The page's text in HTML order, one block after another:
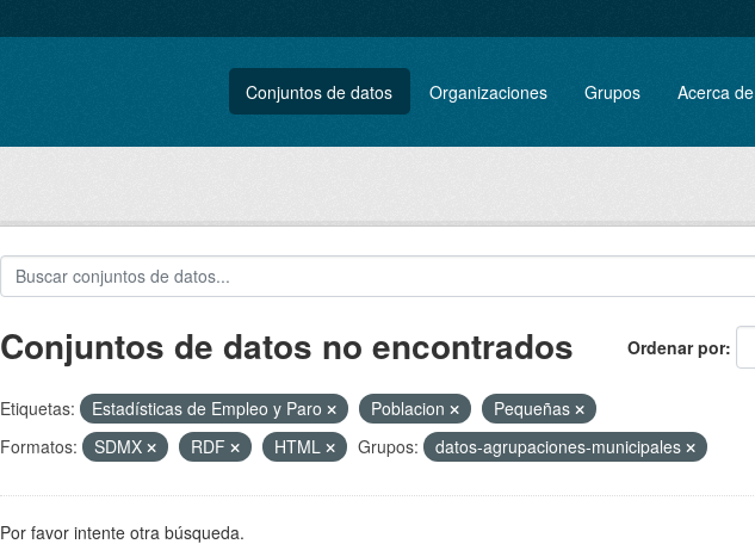
Conjuntos de datos Organizaciones Grupos Acerca de
Ordenar por
Conjuntos de datos no encontrados
Etiquetas: Estadísticas de Empleo y Paro Poblacion
Pequeñas
Formatos:
SDMX RDF HTML Grupos: datos-agrupaciones-municipales
Por favor intente otra búsqueda.